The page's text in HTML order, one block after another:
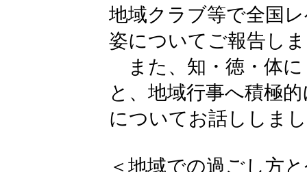
地域クラブ等で全国
姿についてご報告し
また、知・徳・体に
と、地域行事へ積極
についてお話ししま
＜地域での過ごし方